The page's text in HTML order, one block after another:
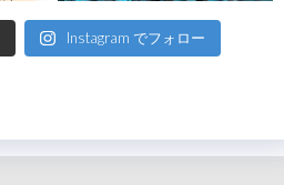
Instagram でフォロー